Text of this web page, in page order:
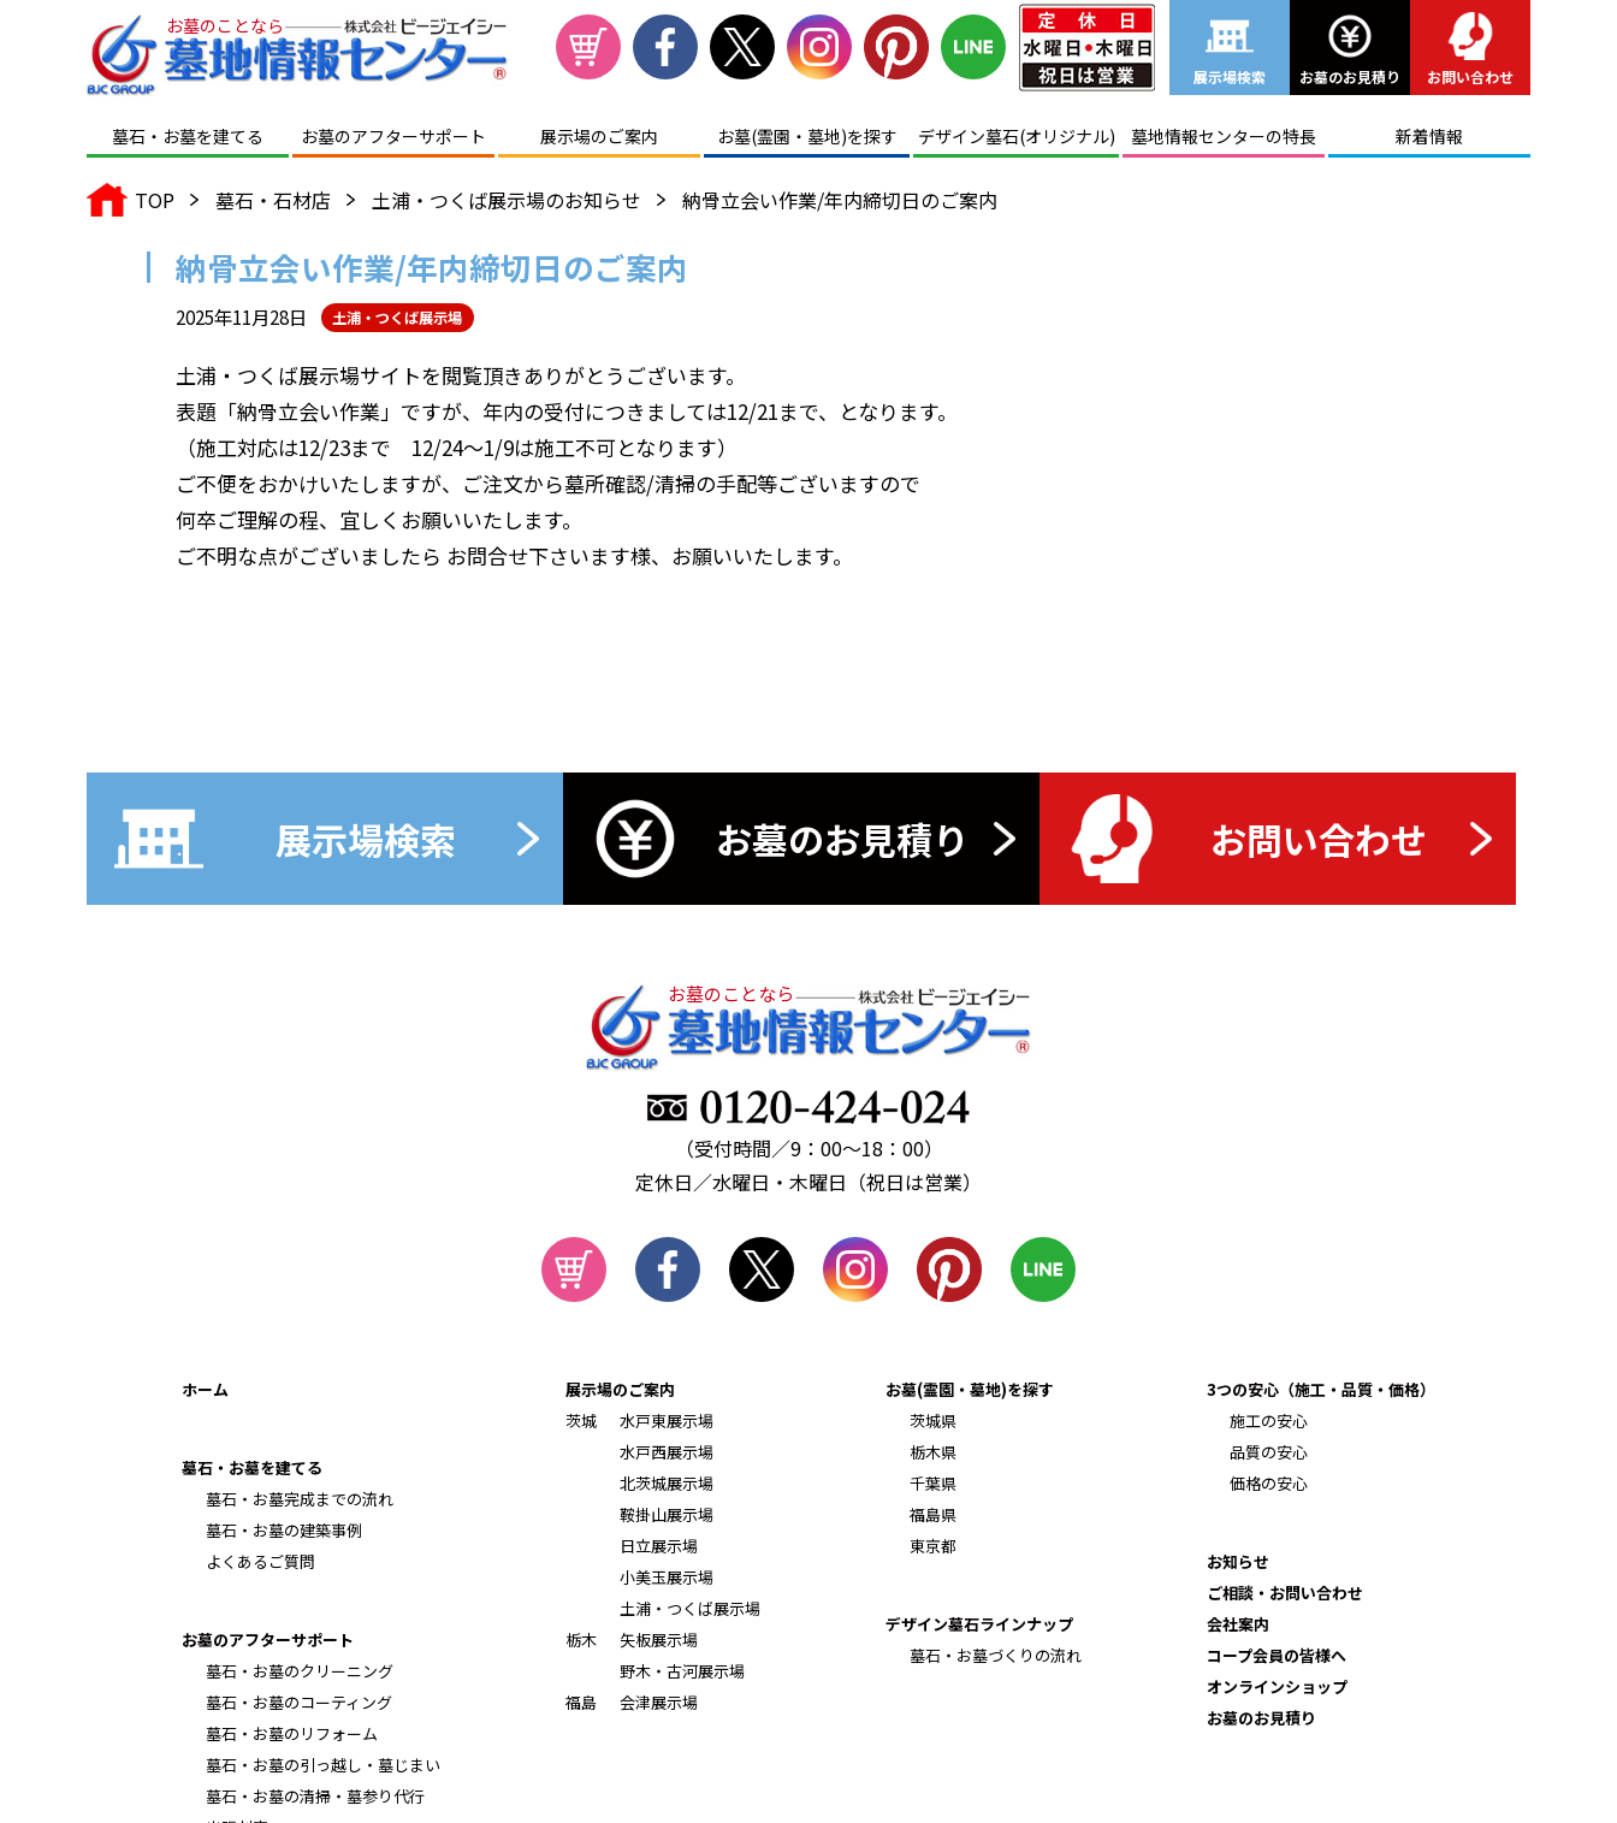
お墓のことなら
展示場検索 お墓のお見積り お問い合わせ
墓石・お墓を建てる お墓のアフターサポート 展示場のご案内 お墓(霊園・墓地)を探す デザイン墓石(オリジナル) 墓地情報センターの特長 新着情報
TOP 墓石・石材店 土浦・つくば展示場のお知らせ 納骨立会い作業/年内締切日のご案内
納骨立会い作業/年内締切日のご案内
2025年11月28日 土浦・つくば展示場
土浦・つくば展示場サイトを閲覧頂きありがとうございます。
表題「納骨立会い作業」ですが、年内の受付につきましては12/21まで、となります。
（施工対応は12/23まで 12/24～1/9は施工不可となります）
ご不便をおかけいたしますが、ご注文から墓所確認/清掃の手配等ございますので
何卒ご理解の程、宜しくお願いいたします。
ご不明な点がございましたら お問合せ下さいます様、お願いいたします。
展示場検索 お墓のお見積り お問い合わせ
お墓のことなら
（受付時間／9：00～18：00）
定休日／水曜日・木曜日（祝日は営業）
ホーム
墓石・お墓を建てる
墓石・お墓完成までの流れ
墓石・お墓の建築事例
よくあるご質問
お墓のアフターサポート
墓石・お墓のクリーニング
墓石・お墓のコーティング
墓石・お墓のリフォーム
墓石・お墓の引っ越し・墓じまい
墓石・お墓の清掃・墓参り代行
展示場のご案内
茨城
水戸東展示場
水戸西展示場
北茨城展示場
鞍掛山展示場
日立展示場
小美玉展示場
土浦・つくば展示場
栃木
矢板展示場
野木・古河展示場
福島
会津展示場
お墓(霊園・墓地)を探す
茨城県
栃木県
千葉県
福島県
東京都
デザイン墓石ラインナップ
墓石・お墓づくりの流れ
3つの安心（施工・品質・価格）
施工の安心
品質の安心
価格の安心
お知らせ
ご相談・お問い合わせ
会社案内
コープ会員の皆様へ
オンラインショップ
お墓のお見積り